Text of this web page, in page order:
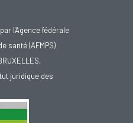
l'Agence fédérale
santé (AFMPS)
juridique des